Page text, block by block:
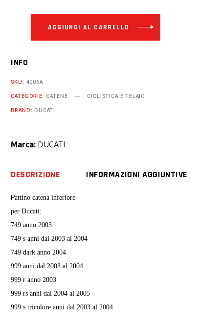
AGGIUNGI AL CARRELLO
INFO
SKU: 4006A
CATEGORIE: CATENE
CICLISTICA E TELAIO
BRAND: DUCATI
Marca: DUCATI
DESCRIZIONE INFORMAZIONI AGGIUNTIVE
Pattino catena inferiore
per Ducati:
749 anno 2003
749 s anni dal 2003 al 2004
749 dark anno 2004
999 anni dal 2003 al 2004
999 r anno 2003
999 rs anni dal 2004 al 2005
999 s tricolore anni dal 2003 al 2004